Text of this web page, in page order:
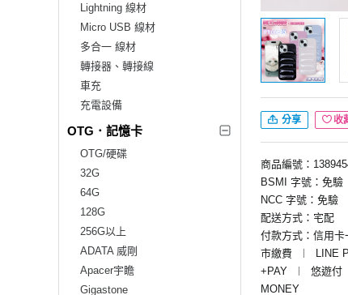
Lightning 線材
Micro USB 線材
多合一 線材
轉接器、轉接線
車充
充電設備
OTG．記憶卡
OTG/硬碟
32G
64G
128G
256G以上
ADATA 威剛
Apacer宇瞻
Gigastone
分享 收
商品編號：
BSMI 字號：免驗
NCC 字號：免驗
配送方式：宅配
付款方式：信用卡
市繳費
︱ LINE
+PAY
︱ 悠遊付
MONEY